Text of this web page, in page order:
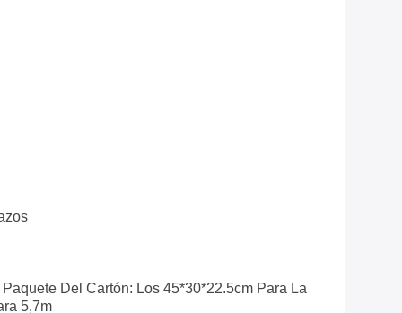
Del Cartón: Los 45*30*22.5cm Para La
5,7m